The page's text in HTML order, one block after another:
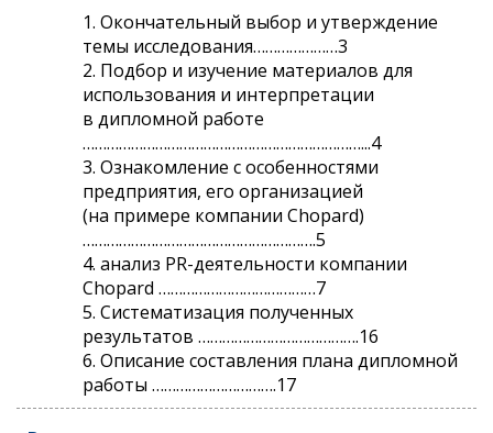
1. Окончательный выбор и утверждение
темы исследования…………………3
2. Подбор и изучение материалов для
использования и интерпретации
в дипломной работе
……………………………………………………………...4
3. Ознакомление с особенностями
предприятия, его организацией
(на примере компании Chopard)
………………………………………………….5
4. анализ PR-деятельности компании
Chopard …………………………………7
5. Систематизация полученных
результатов ………………………………….16
6. Описание составления плана дипломной
работы ………………………….17